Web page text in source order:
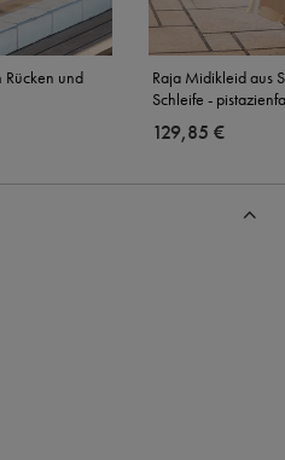
Rücken und
Raja Midikleid aus
Schleife -
129,85 €